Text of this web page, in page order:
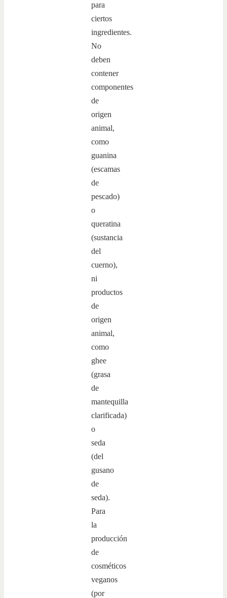
para
ciertos
ingredientes.
No
deben
contener
componentes
de
origen
animal,
como
guanina
(escamas
de
pescado)
o
queratina
(sustancia
del
cuerno),
ni
productos
de
origen
animal,
como
ghee
(grasa
de
mantequilla
clarificada)
o
seda
(del
gusano
de
seda).
Para
la
producción
de
cosméticos
veganos
(por